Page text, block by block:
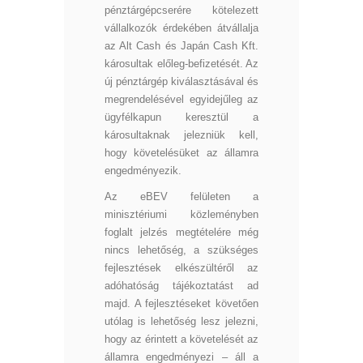
pénztárgépcserére kötelezett
vállalkozók érdekében átvállalja
az Alt Cash és Japán Cash Kft.
károsultak előleg-befizetését. Az
új pénztárgép kiválasztásával és
megrendelésével egyidejűleg az
ügyfélkapun keresztül a
károsultaknak jelezniük kell,
hogy követelésüket az államra
engedményezik.
Az eBEV felületen a
minisztériumi közleményben
foglalt jelzés megtételére még
nincs lehetőség, a szükséges
fejlesztések elkészültéről az
adóhatóság tájékoztatást ad
majd. A fejlesztéseket követően
utólag is lehetőség lesz jelezni,
hogy az érintett a követelését az
államra engedményezi – áll a